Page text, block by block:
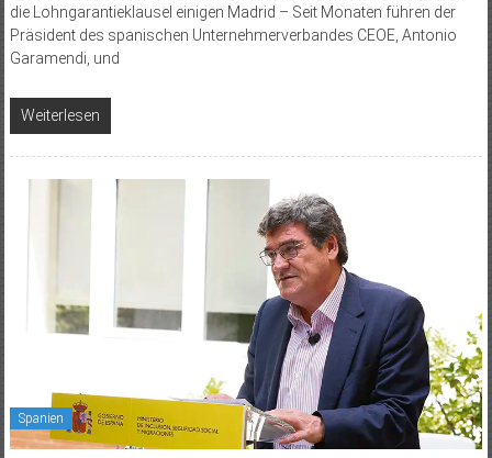
die Lohngarantieklausel einigen Madrid – Seit Monaten führen der
Präsident des spanischen Unternehmerverbandes CEOE, Antonio
Garamendi, und
Weiterlesen
Spanien